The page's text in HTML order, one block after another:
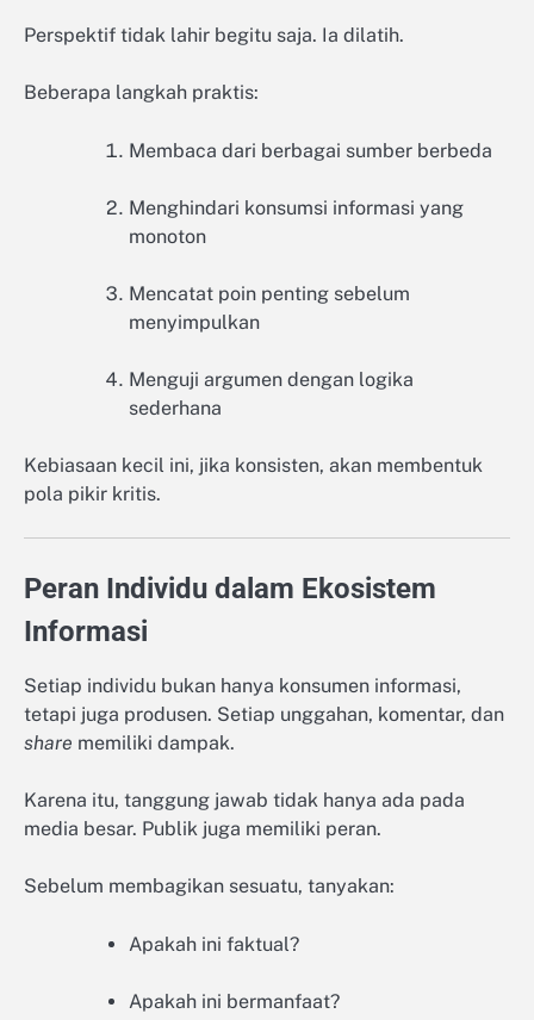
Perspektif tidak lahir begitu saja. Ia dilatih.
Beberapa langkah praktis:
Membaca dari berbagai sumber berbeda
Menghindari konsumsi informasi yang
monoton
Mencatat poin penting sebelum
menyimpulkan
Menguji argumen dengan logika
sederhana
Kebiasaan kecil ini, jika konsisten, akan membentuk
pola pikir kritis.
Peran Individu dalam Ekosistem
Informasi
Setiap individu bukan hanya konsumen informasi,
tetapi juga produsen. Setiap unggahan, komentar, dan
share memiliki dampak.
Karena itu, tanggung jawab tidak hanya ada pada
media besar. Publik juga memiliki peran.
Sebelum membagikan sesuatu, tanyakan:
Apakah ini faktual?
Apakah ini bermanfaat?